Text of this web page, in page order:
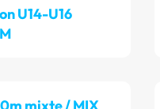
U14-U16